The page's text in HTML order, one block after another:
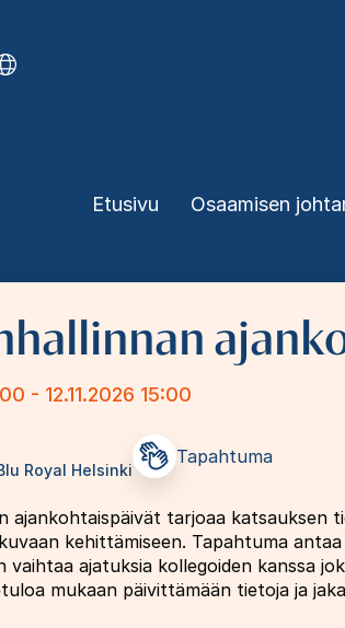
Etusivu Osaamisen
- 12.11.2026 15:00
Royal Helsinki
Tapahtuma
ajankohtaispäivät tarjoaa katsauksen
kehittämiseen. Tapahtuma
vaihtaa ajatuksia kollegoiden kanssa
mukaan päivittämään tietoja ja